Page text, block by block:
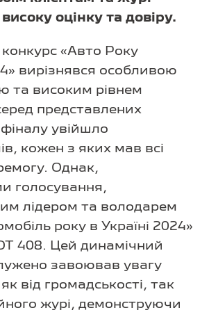
оцінку та довіру.
«Авто Року
вирізнявся особливою
та високим рівнем
представлених
увійшло
кожен з яких мав всі
Однак,
голосування,
лідером та володарем
року в Україні 2024»
408. Цей динамічний
завоював увагу
від громадськості, так
журі, демонструючи